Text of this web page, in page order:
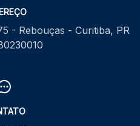
- Rebouças - Curitiba, PR